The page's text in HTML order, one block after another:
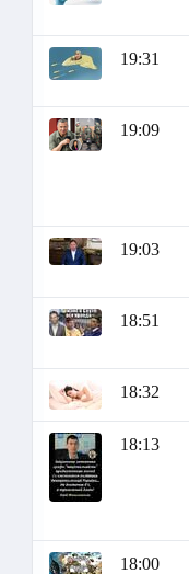
19:31
19:09
19:03
18:51
18:32
18:13
18:00